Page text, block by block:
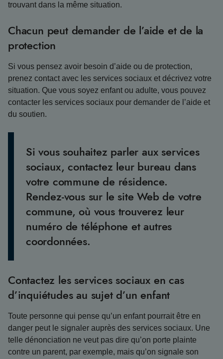
trouvant dans la même situation.
Chacun peut demander de l’aide et de la
protection
Si vous pensez avoir besoin d’aide ou de protection,
prenez contact avec les services sociaux et décrivez votre
situation. Que vous soyez enfant ou adulte, vous pouvez
contacter les services sociaux pour demander de l’aide et
du soutien.
Si vous souhaitez parler aux services
sociaux, contactez leur bureau dans
votre commune de résidence.
Rendez-vous sur le site Web de votre
commune, où vous trouverez leur
numéro de téléphone et autres
coordonnées.
Contactez les services sociaux en cas
d’inquiétudes au sujet d’un enfant
Toute personne qui pense qu’un enfant pourrait être en
danger peut le signaler auprès des services sociaux. Une
telle dénonciation ne veut pas dire qu’on porte plainte
contre un parent, par exemple, mais qu’on signale son